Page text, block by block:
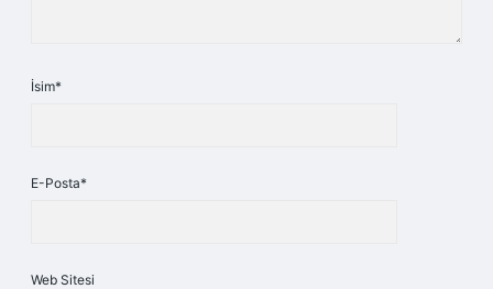
İsim*
E-Posta*
Web Sitesi